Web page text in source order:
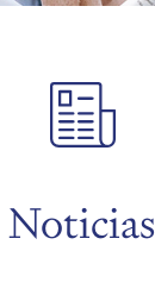
Noticias